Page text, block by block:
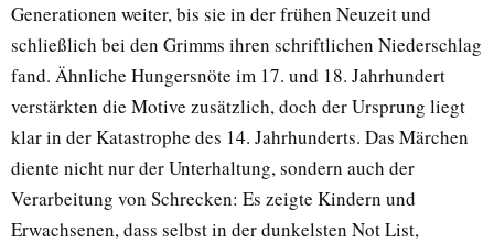
Generationen weiter, bis sie in der frühen Neuzeit und
schließlich bei den Grimms ihren schriftlichen Niederschlag
fand. Ähnliche Hungersnöte im 17. und 18. Jahrhundert
verstärkten die Motive zusätzlich, doch der Ursprung liegt
klar in der Katastrophe des 14. Jahrhunderts. Das Märchen
diente nicht nur der Unterhaltung, sondern auch der
Verarbeitung von Schrecken: Es zeigte Kindern und
Erwachsenen, dass selbst in der dunkelsten Not List,